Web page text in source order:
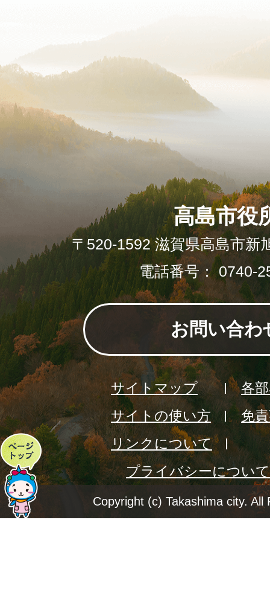
ペ
ー
ジ
高島市役
〒520-1592 滋賀県高島市新
電話番号： 0740-
お問い合わ
サイトマップ
各
サイトの使い方
免
リンクについて
プライバシーについて
Copyright (c) Takashima city. All